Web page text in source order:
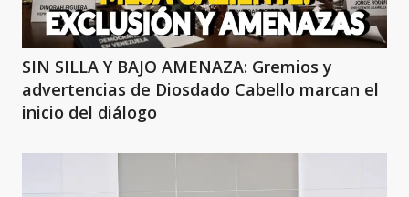
SIN SILLA Y BAJO AMENAZA: Gremios y
advertencias de Diosdado Cabello marcan el
inicio del diálogo